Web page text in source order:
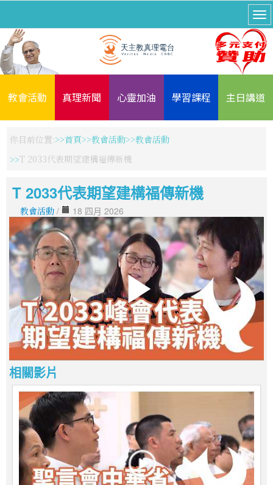
教會活動 真理新聞 心靈加油 學習課程 主日講道
你目前位置: 首頁 教會活動
教會活動
T 2033代表期望建構福傳新機
T 2033代表期望建構福傳新機
教會活動 / 18 四月 2026
相關影片